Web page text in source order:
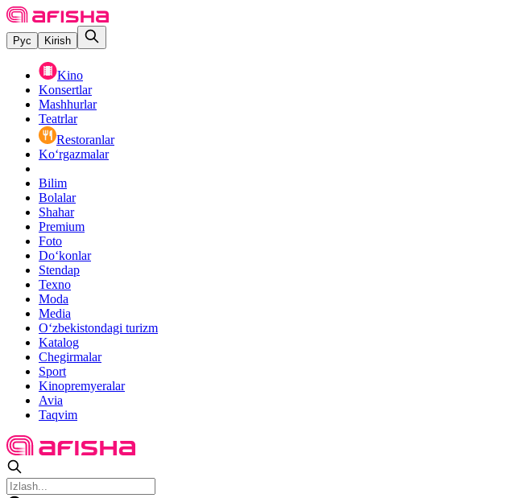
Рус Kirish
Kino
Konsertlar
Mashhurlar
Teatrlar
Restoranlar
Ko‘rgazmalar
Bilim
Bolalar
Shahar
Premium
Foto
Do‘konlar
Stendap
Texno
Moda
Media
O‘zbekistondagi turizm
Katalog
Chegirmalar
Sport
Kinopremyeralar
Avia
Taqvim